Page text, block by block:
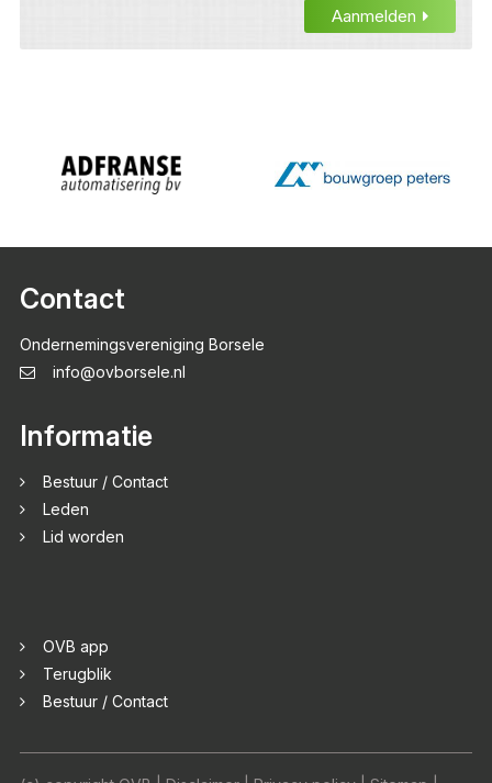
Aanmelden
Contact
Ondernemingsvereniging Borsele
info@ovborsele.nl
Informatie
Bestuur / Contact
Leden
Lid worden
OVB app
Terugblik
Bestuur / Contact